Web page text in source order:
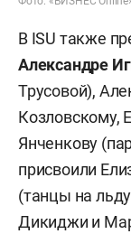
В ISU также
Александре
Трусовой),
Козловскому,
Янченкову
присвоили
(танцы на
Дикиджи и